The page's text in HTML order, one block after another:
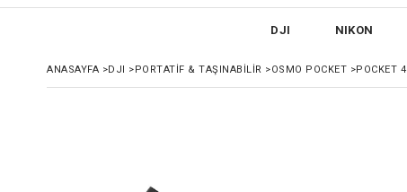
DJI NIKON
ANASAYFA >DJI >PORTATIF & TAŞINABILIR >OSMO POCKET >POCKET 4